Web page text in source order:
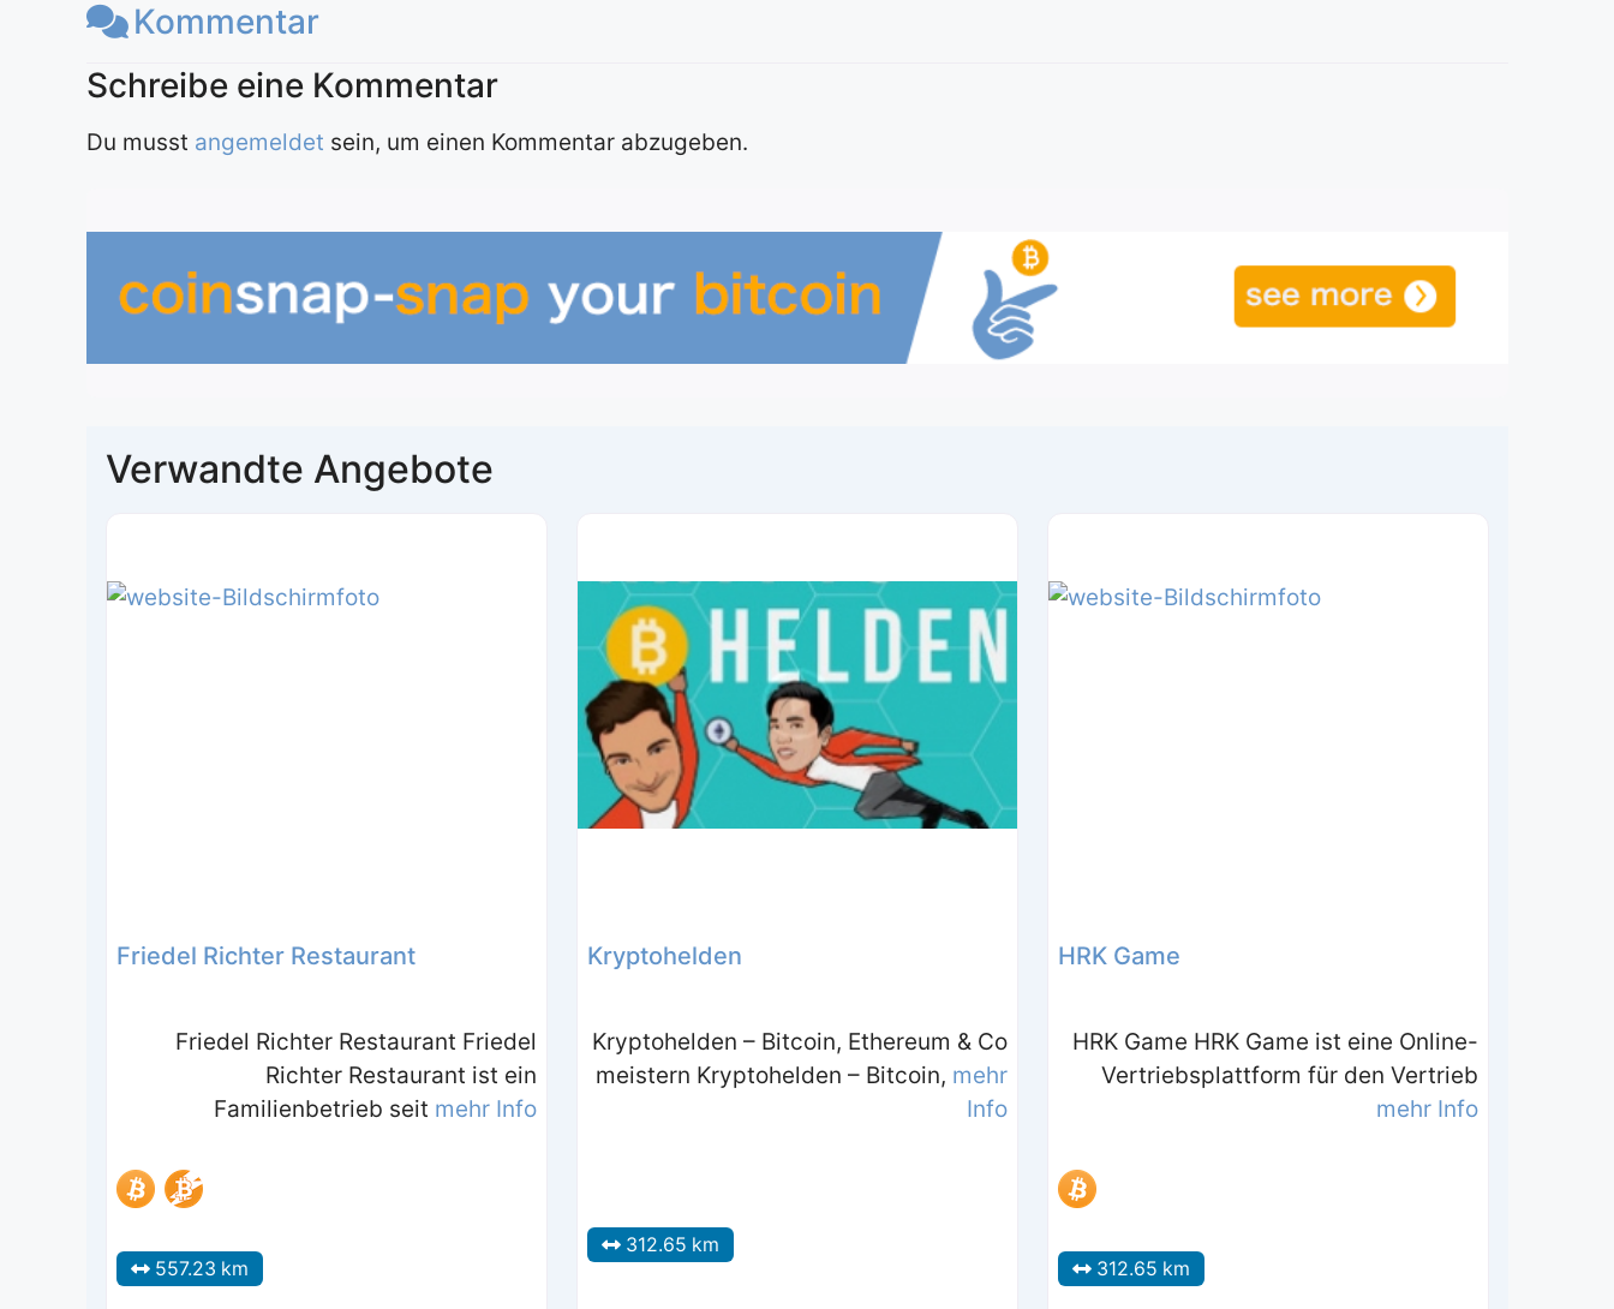
Kommentar
Du musst angemeldet sein, um einen Kommentar abzugeben.
Verwandte Angebote
Friedel Richter Restaurant
Friedel Richter Restaurant Friedel
Richter Restaurant ist ein
Familienbetrieb seit mehr Info
557.23 km
Kryptohelden
Kryptohelden – Bitcoin, Ethereum & Co
meistern Kryptohelden – Bitcoin, mehr
Info
312.65 km
HRK Game
HRK Game HRK Game ist eine Online-
Vertriebsplattform für den Vertrieb
mehr Info
312.65 km